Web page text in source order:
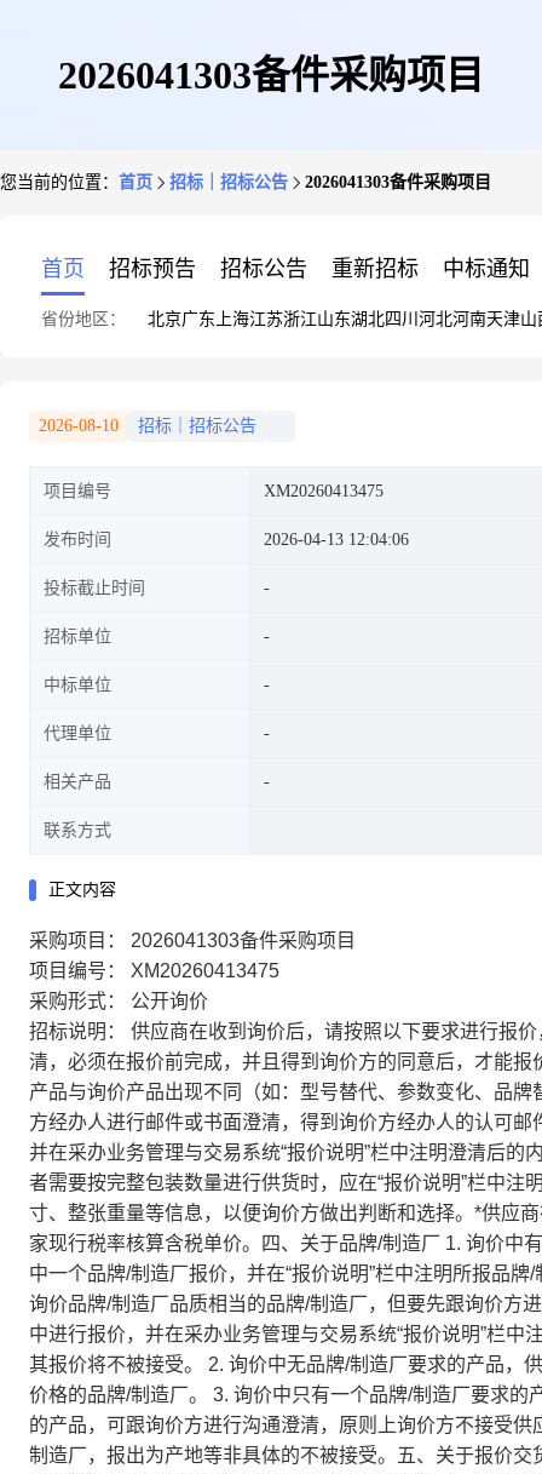
2026041303备件采购项目
您当前的位置： 首页 招标｜招标公告 2026041303备件采购项目
首页 招标预告 招标公告 重新招标 中标通知
省份地区： 北京广东 上海江苏浙江山东湖北四川 河北河南天津山
2026-08-10 招标｜招标公告
项目编号 XM20260413475
发布时间 2026-04-13 12:04:06
投标截止时间
招标单位
中标单位
代理单位
相关产品
联系方式
正文内容
采购项目：
2026041303备件采购项目
项目编号：
XM20260413475
采购形式：
公开询价
招标说明：
供应商在收到询价后，请按照以下要求进行报
清，必须在报价前完成，并且得到询价方的同意后，才能
产品与询价产品出现不同（如：型号替代、参数变化、品
方经办人进行邮件或书面澄清，得到询价方经办人的认可
并在采办业务管理与交易系统“报价说明”栏中注明澄清后
者需要按完整包装数量进行供货时，应在“报价说明”栏中
寸、整张重量等信息，以便询价方做出判断和选择。*供应
家现行税率核算含税单价。四、关于品牌/制造厂 1. 询价中
中一个品牌/制造厂报价，并在“报价说明”栏中注明所报品
询价品牌/制造厂品质相当的品牌/制造厂，但要先跟询价方
中进行报价，并在采办业务管理与交易系统“报价说明”栏
其报价将不被接受。 2. 询价中无品牌/制造厂要求的产品，
价格的品牌/制造厂。 3. 询价中只有一个品牌/制造厂要求
的产品，可跟询价方进行沟通澄清，原则上询价方不接受
制造厂，报出为产地等非具体的不被接受。五、关于报价